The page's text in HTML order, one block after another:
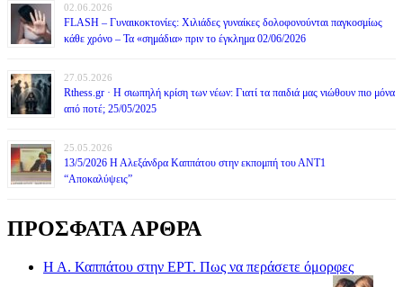
02.06.2026
FLASH – Γυναικοκτονίες: Χιλιάδες γυναίκες δολοφονούνται παγκοσμίως
κάθε χρόνο – Τα «σημάδια» πριν το έγκλημα 02/06/2026
27.05.2026
Rthess.gr · Η σιωπηλή κρίση των νέων: Γιατί τα παιδιά μας νιώθουν πιο μόνα
από ποτέ; 25/05/2025
25.05.2026
13/5/2026 Η Αλεξάνδρα Καππάτου στην εκπομπή του ΑΝΤ1
“Αποκαλύψεις”
ΠΡΟΣΦΑΤΑ ΑΡΘΡΑ
Η Α. Καππάτου στην ΕΡΤ. Πως να περάσετε όμορφες